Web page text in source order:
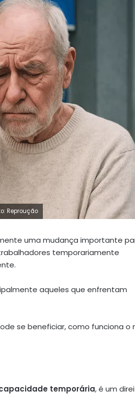
Reproução
uma mudança importante
temporariamente
aqueles que enfrentam
se beneficiar, como funciona o
temporária, é um